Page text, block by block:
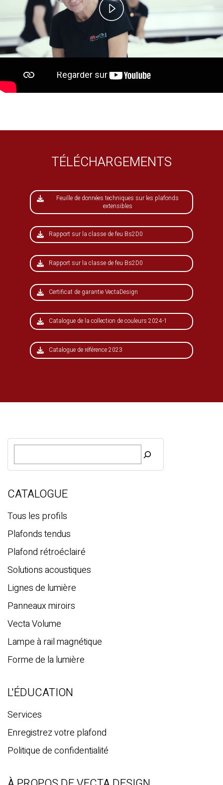
Play
Video
TÉLÉCHARGEMENTS
Feuille de données techniques sur les plafonds
extensibles
Rapport sur la classe de feu Bs2D0
Rapport sur la classe de feu Bs2D0
Certificat de garantie VectaDesign
Catalogue de la collection de couleurs 2024-1
Catalogue de référence 2023
R
c
e
c
h
e
CATALOGUE
Tous les profils
Plafonds tendus
Plafond rétroéclairé
Solutions acoustiques
Lignes de lumière
Panneaux miroirs
Vecta Volume
Lampe à rail magnétique
Forme de la lumière
L'ÉDUCATION
Services
Enregistrez votre plafond
Politique de confidentialité